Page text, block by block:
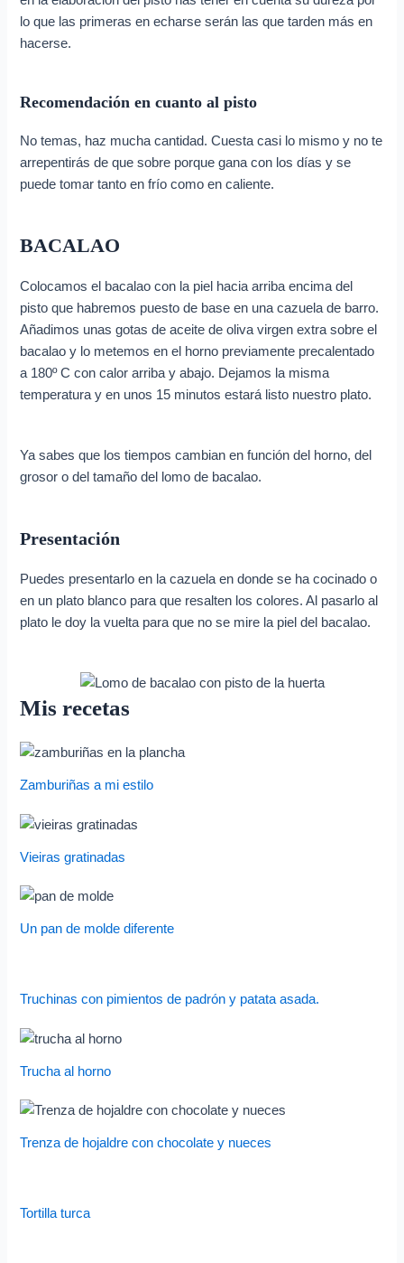
lo que las primeras en echarse serán las que tarden más en
hacerse.
Recomendación en cuanto al pisto
No temas, haz mucha cantidad. Cuesta casi lo mismo y no te
arrepentirás de que sobre porque gana con los días y se
puede tomar tanto en frío como en caliente.
BACALAO
Colocamos el bacalao con la piel hacia arriba encima del
pisto que habremos puesto de base en una cazuela de barro.
Añadimos unas gotas de aceite de oliva virgen extra sobre el
bacalao y lo metemos en el horno previamente precalentado
a 180º C con calor arriba y abajo. Dejamos la misma
temperatura y en unos 15 minutos estará listo nuestro plato.
Ya sabes que los tiempos cambian en función del horno, del
grosor o del tamaño del lomo de bacalao.
Presentación
Puedes presentarlo en la cazuela en donde se ha cocinado o
en un plato blanco para que resalten los colores. Al pasarlo al
plato le doy la vuelta para que no se mire la piel del bacalao.
Mis recetas
Zamburiñas a mi estilo
Vieiras gratinadas
Un pan de molde diferente
Truchinas con pimientos de padrón y patata asada.
Trucha al horno
Trenza de hojaldre con chocolate y nueces
Tortilla turca